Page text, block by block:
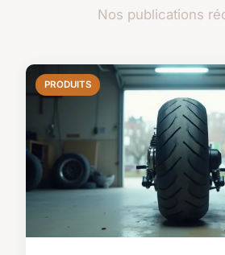
Nos publications
PRODUITS